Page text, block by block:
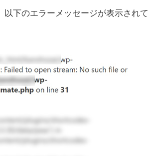
下のエラーメッセージが表示されて